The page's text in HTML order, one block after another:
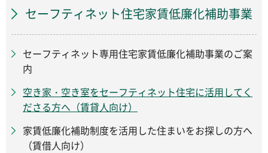
セーフティネット住宅家賃低廉化補助事業
セーフティネット専用住宅家賃低廉化補助事業のご案
内
空き家・空き室をセーフティネット住宅に活用してく
ださる方へ（賃貸人向け）
家賃低廉化補助制度を活用した住まいをお探しの方へ
（賃借人向け）